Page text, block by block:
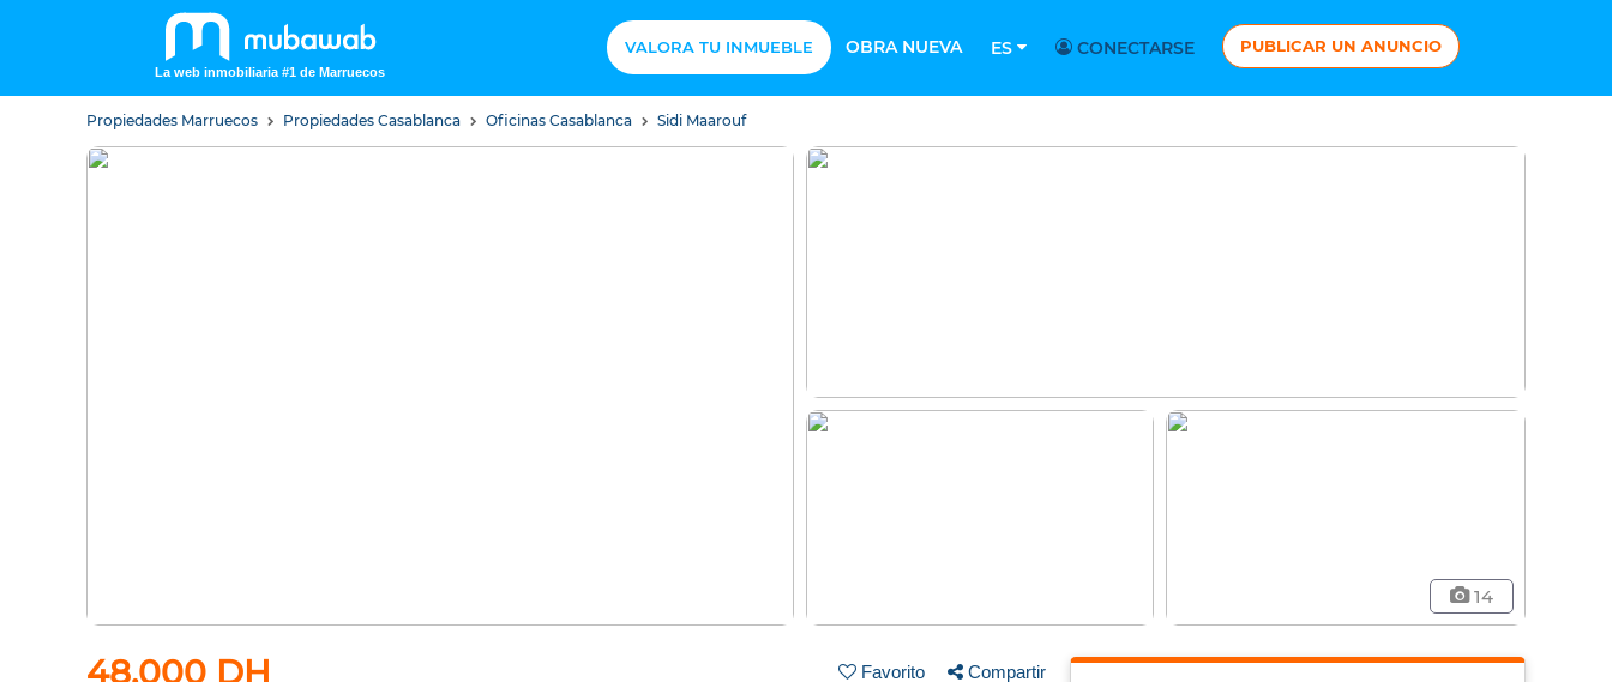
La web inmobiliaria #1 de Marruecos
VALORA TU INMUEBLE OBRA NUEVA ES CONECTARSE PUBLICAR UN ANUNCIO
Propiedades Marruecos Propiedades Casablanca Oficinas Casablanca Sidi Maarouf
14
48.000 DH Favorito Compartir